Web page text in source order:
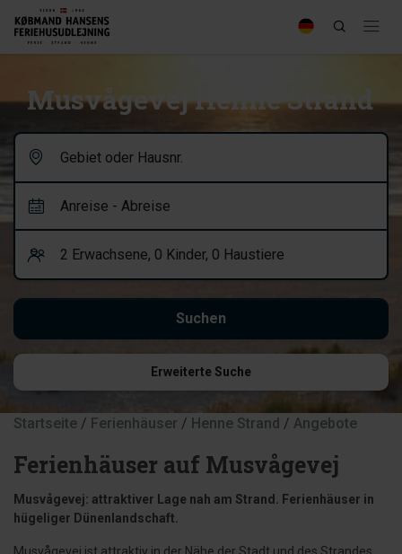
Musvågevej Henne Strand
Erweiterte Suche
Startseite / Ferienhäuser / Henne Strand / Angebote
Ferienhäuser auf Musvågevej
Musvågevej: attraktiver Lage nah am Strand. Ferienhäuser in
hügeliger Dünenlandschaft.